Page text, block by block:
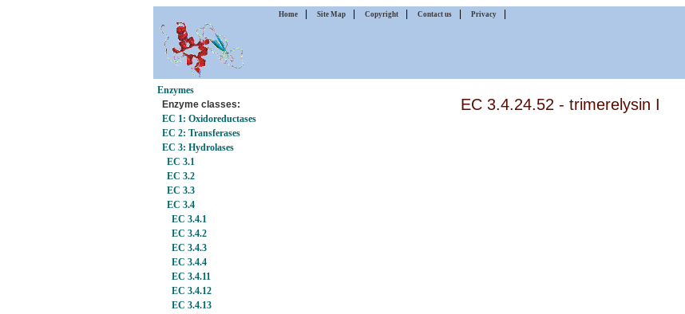
Home Site Map Copyright Contact us Privacy
Enzymes
Enzyme classes:
EC 1: Oxidoreductases
EC 2: Transferases
EC 3: Hydrolases
EC 3.1
EC 3.2
EC 3.3
EC 3.4
EC 3.4.1
EC 3.4.2
EC 3.4.3
EC 3.4.4
EC 3.4.11
EC 3.4.12
EC 3.4.13
EC 3.4.24.52 - trimerelysin I